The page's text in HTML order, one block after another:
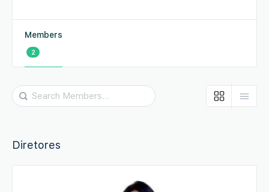
Members
2
Search
Members…
Diretores